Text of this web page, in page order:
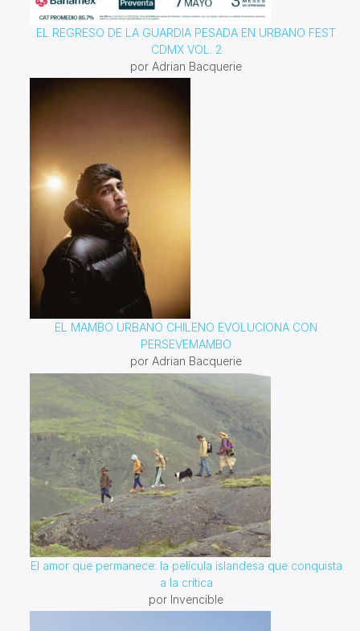
EL REGRESO DE LA GUARDIA PESADA EN URBANO FEST
CDMX VOL. 2
por Adrian Bacquerie
EL MAMBO URBANO CHILENO EVOLUCIONA CON
PERSEVEMAMBO
por Adrian Bacquerie
El amor que permanece: la película islandesa que conquista
a la crítica
por Invencible